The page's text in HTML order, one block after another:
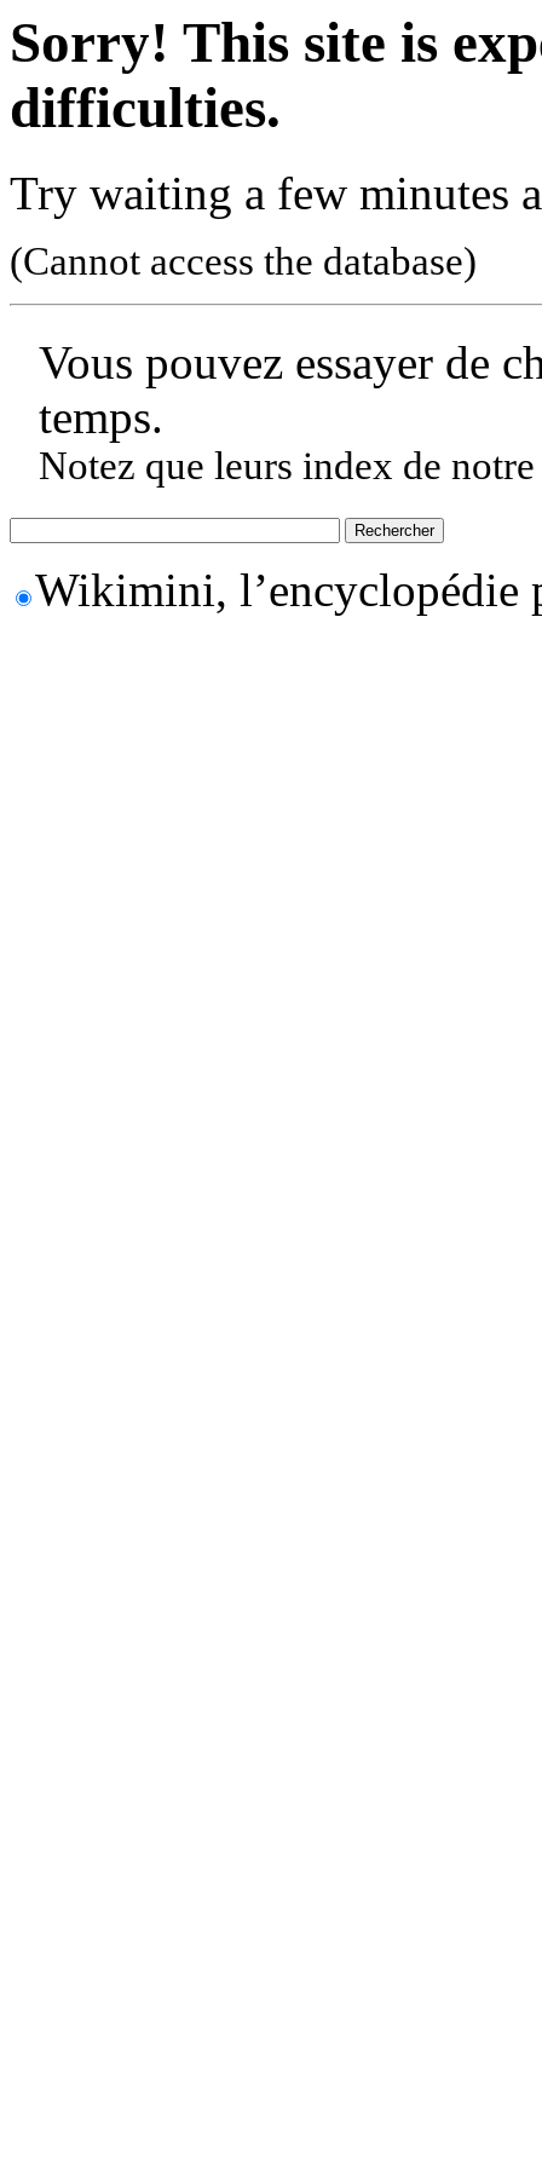
Sorry! This site is
difficulties.
Try waiting a few minutes
(Cannot access the database)
Vous pouvez essayer de
temps.
Notez que leurs index de
Wikimini, l’encyclopédie